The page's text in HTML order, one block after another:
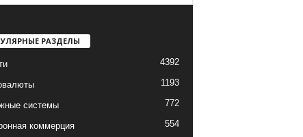
РАЗДЕЛЫ
4392
1193
системы 772
коммерция 554